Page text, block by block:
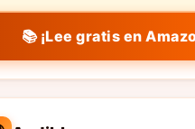
📚 ¡Lee gratis en